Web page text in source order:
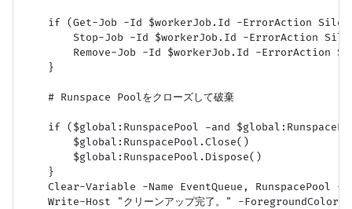
if (Get-Job -Id $workerJob.Id -ErrorAction
Stop-Job -Id $workerJob.Id -ErrorAction
Remove-Job -Id $workerJob.Id -ErrorAction
    }
    # Runspace Poolをクローズして破棄
if ($global:RunspacePool -and
        $global:RunspacePool.Close()
        $global:RunspacePool.Dispose()
    }
Clear-Variable -Name EventQueue, RunspacePool -
Write-Host "クリーンアップ完了。" -ForegroundColor